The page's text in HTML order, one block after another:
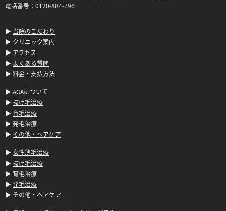
電話番号：0120-884-796
▶ 当院のこだわり
▶ クリニック案内
▶ アクセス
▶ よくある質問
▶ 料金・支払方法
▶ AGAについて
▶ 抜け毛治療
▶ 育毛治療
▶ 発毛治療
▶ その他・ヘアケア
▶ 女性薄毛治療
▶ 抜け毛治療
▶ 育毛治療
▶ 発毛治療
▶ その他・ヘアケア